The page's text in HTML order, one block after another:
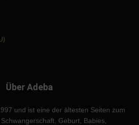
Über Adeba
und ist eine der ältesten Seiten zum
Geburt, Babies,